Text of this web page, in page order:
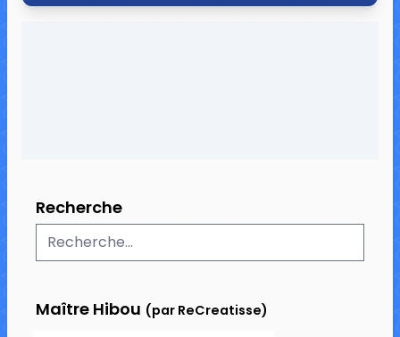
Recherche
Maître Hibou (par ReCreatisse)